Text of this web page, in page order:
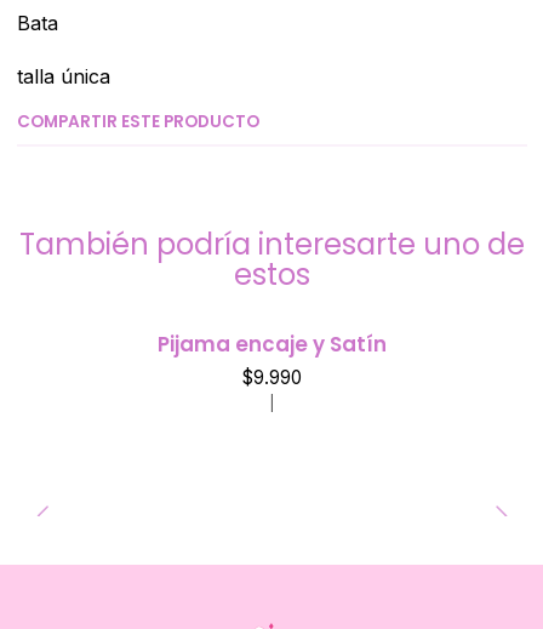
Bata
talla única
COMPARTIR ESTE PRODUCTO
También podría interesarte uno de
estos
Pijama encaje y Satín
$9.990